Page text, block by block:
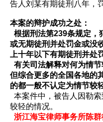
告人刘某有期徒刑八年，
本案的辩护成功之处：
根据刑法第239条规定，
或无期徒刑并处罚金或没
上十年以下有期徒刑并处
有关司法解释对何为情节
但综合更多的全国各地的
的都一般不认定为情节较
本案件中，被告人因勒
较轻的情况。
浙江海宝律师事务所陈